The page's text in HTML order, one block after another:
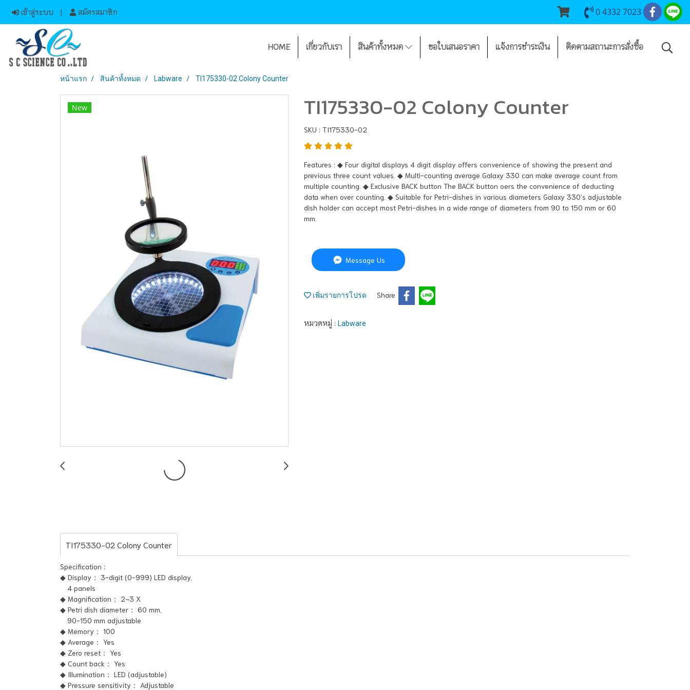
เข้าสู่ระบบ สมัครสมาชิก 0 4332 7023
HOME เกี่ยวกับเรา สินค้าทั้งหมด ขอใบเสนอราคา แจ้งการชำระเงิน ติดตามสถานะการสั่งซื้อ
หน้าแรก สินค้าทั้งหมด Labware TI175330-02 Colony Counter
New TI175330-02 Colony Counter
SKU : TI175330-02
Features : ◆ Four digital displays 4 digit display offers convenience of showing the present and
previous three count values. ◆ Multi-counting average Galaxy 330 can make average count from
multiple counting. ◆ Exclusive BACK button The BACK button oers the convenience of deducting
data when over counting. ◆ Suitable for Petri-dishes in various diameters Galaxy 330’s adjustable
dish holder can accept most Petri-dishes in a wide range of diameters from 90 to 150 mm or 60
mm.
Message Us
เพิ่มรายการโปรด Share
หมวดหมู่ : Labware
TI175330-02 Colony Counter
Specification :
◆ Display： 3-digit (0-999) LED display,
4 panels
◆ Magnification： 2~3 X
◆ Petri dish diameter： 60 mm,
90-150 mm adjustable
◆ Memory： 100
◆ Average： Yes
◆ Zero reset： Yes
◆ Count back： Yes
◆ Illumination： LED (adjustable)
◆ Pressure sensitivity： Adjustable